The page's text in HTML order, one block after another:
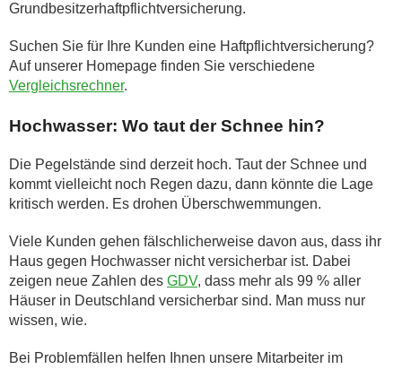
Grundbesitzerhaftpflichtversicherung.
Suchen Sie für Ihre Kunden eine Haftpflichtversicherung?
Auf unserer Homepage finden Sie verschiedene
Vergleichsrechner.
Hochwasser: Wo taut der Schnee hin?
Die Pegelstände sind derzeit hoch. Taut der Schnee und
kommt vielleicht noch Regen dazu, dann könnte die Lage
kritisch werden. Es drohen Überschwemmungen.
Viele Kunden gehen fälschlicherweise davon aus, dass ihr
Haus gegen Hochwasser nicht versicherbar ist. Dabei
zeigen neue Zahlen des GDV, dass mehr als 99 % aller
Häuser in Deutschland versicherbar sind. Man muss nur
wissen, wie.
Bei Problemfällen helfen Ihnen unsere Mitarbeiter im